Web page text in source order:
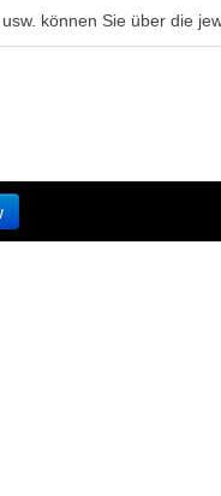
können Sie über die